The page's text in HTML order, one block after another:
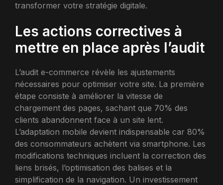
transformer votre stratégie digitale.
Les actions correctives à
mettre en place après l’audit
L’audit e-commerce révèle les ajustements
nécessaires pour optimiser votre site. La première
étape consiste à améliorer la vitesse de
chargement des pages, sachant que 70% des
clients abandonnent face à un site lent.
L’adaptation mobile devient indispensable car 80%
des consommateurs achètent via smartphone. Les
modifications techniques incluent la correction des
liens brisés, l’optimisation des balises et la
simplification de la navigation. Un investissement